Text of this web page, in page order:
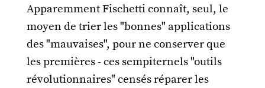
Apparemment Fischetti connaît, seul, le
moyen de trier les "bonnes" applications
des "mauvaises", pour ne conserver que
les premières - ces sempiternels "outils
révolutionnaires" censés réparer les